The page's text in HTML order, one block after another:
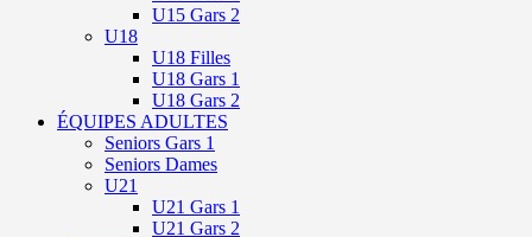
U15 Gars 2
U18
U18 Filles
U18 Gars 1
U18 Gars 2
ÉQUIPES ADULTES
Seniors Gars 1
Seniors Dames
U21
U21 Gars 1
U21 Gars 2